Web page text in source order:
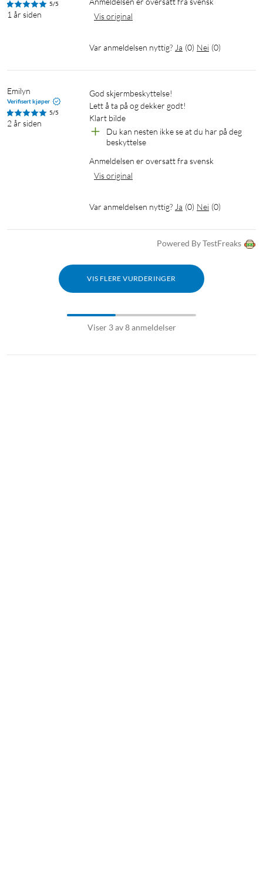
5/5
1 år siden
Vis original
Var anmeldelsen nyttig? Ja (0) Nei (0)
Emilyn
Verifisert kjøper
5/5
2 år siden
God skjermbeskyttelse!
Lett å ta på og dekker godt!
Klart bilde
Du kan nesten ikke se at du har på deg
beskyttelse
Anmeldelsen er oversatt fra svensk
Vis original
Var anmeldelsen nyttig? Ja (0) Nei (0)
Powered By TestFreaks
VIS FLERE VURDERINGER
Viser 3 av 8 anmeldelser